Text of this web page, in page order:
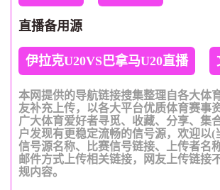
直播备用源
伊拉克U20VS巴拿马U20直播
本网提供的导航链接搜集整理自各大体
友补充上传，以各大平台优质体育赛事
广大体育爱好者寻觅、收藏、分享、集
户发现有更稳定流畅的信号源，欢迎以(
信号源名称、比赛信号链接、上传者名
邮件方式上传相关链接，网友上传链接
规内容。